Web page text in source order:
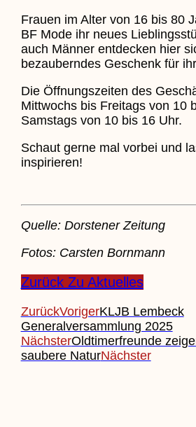
Frauen im Alter von 16 bis 80
BF Mode ihr neues
auch Männer entdecken hier
bezauberndes Geschenk für
Die Öffnungszeiten des
Mittwochs bis Freitags von 10
Samstags von 10 bis 16 Uhr.
Schaut gerne mal vorbei und
inspirieren!
Quelle: Dorstener Zeitung
Fotos: Carsten Bornmann
Zurück Zu Aktuelles
ZurückVorigerKLJB Lembeck
Generalversammlung 2025
NächsterOldtimerfreunde
saubere NaturNächster